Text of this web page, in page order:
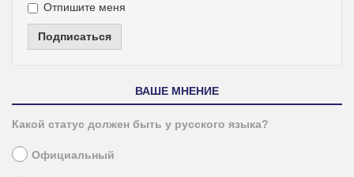
Отпишите меня
Подписаться
ВАШЕ МНЕНИЕ
Какой статус должен быть у русского языка?
Официальный